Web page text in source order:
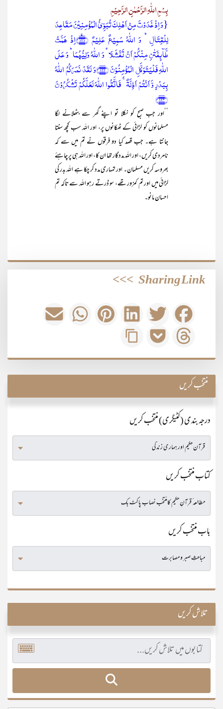
بِسْمِ اللّٰہِ الرَّحْمٰنِ الرَّحِیْمِ
{وَ اِذۡ غَدَوۡتَ مِنۡ اَہۡلِکَ تُبَوِّیُٔ الۡمُؤۡمِنِیۡنَ مَقَاعِدَ
لِلۡقِتَالِ ؕ وَ اللّٰہُ سَمِیۡعٌ عَلِیۡمٌ ﴿۱۲۱﴾ۙاِذۡ ہَمَّتۡ
طَّآئِفَتٰنِ مِنۡکُمۡ اَنۡ تَفۡشَلَا ۙ وَ اللّٰہُ وَلِیُّہُمَا ؕ وَ عَلَی
اللّٰہِ فَلۡیَتَوَکَّلِ الۡمُؤۡمِنُوۡنَ ﴿۱۲۲﴾وَ لَقَدۡ نَصَرَکُمُ اللّٰہُ
بِبَدۡرٍ وَّ اَنۡتُمۡ اَذِلَّۃٌ ۚ فَاتَّقُوا اللّٰہَ لَعَلَّکُمۡ تَشۡکُرُوۡنَ
﴿۱۲۳﴾
’’اور جب صبح کو نکلا تو اپنے گھر سے بٹھلانے لگا
مسلمانوں کو لڑائی کے ٹھکانوں پر، اور اللہ سب کچھ سنتا
جانتا ہے۔ جب قصد کیا دو فرقوں نے تم میں سے کہ
نامردی کریں، اور اللہ مددگار تھا ان کا، اور اللہ ہی پر چاہئے
بھروسہ کریں مسلمان۔ اور تمہاری مدد کر چکا ہے اللہ بدر کی
لڑائی میں اور تم کمزور تھے، سو ڈرتے رہو اللہ سے تاکہ تم
احسان مانو۔
Sharing Link
>>>
منتخب کریں
درجہ بندی (کٹیگری) منتخب کریں
کتاب منتخب کریں
باب منتخب کریں
تلاش کریں